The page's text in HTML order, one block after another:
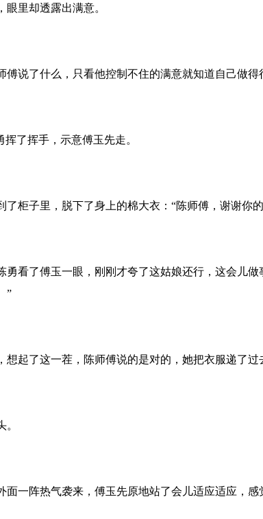
里却透露出满意。
说了什么，只看他控制不住的满意就知道自己做得
了挥手，示意傅玉先走。
柜子里，脱下了身上的棉大衣：“陈师傅，谢谢你
看了傅玉一眼，刚刚才夸了这姑娘还行，这会儿
”
起了这一茬，陈师傅说的是对的，她把衣服递了过
一阵热气袭来，傅玉先原地站了会儿适应适应，感